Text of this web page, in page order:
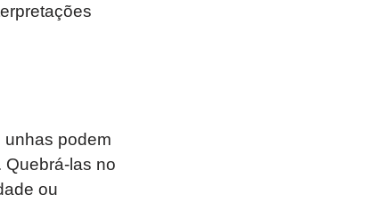
unhas podem
Quebrá-las no
ou